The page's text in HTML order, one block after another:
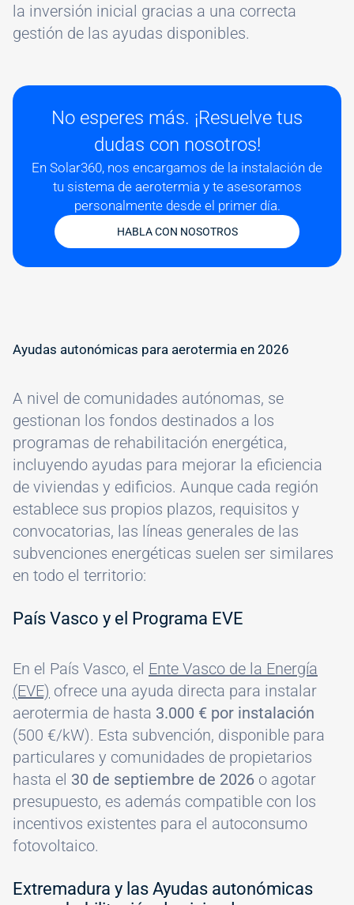
la inversión inicial gracias a una correcta
gestión de las ayudas disponibles.
No esperes más. ¡Resuelve tus
dudas con nosotros!
En Solar360, nos encargamos de la instalación de
tu sistema de aerotermia y te asesoramos
personalmente desde el primer día.
HABLA CON NOSOTROS
Ayudas autonómicas para aerotermia en 2026
A nivel de comunidades autónomas, se
gestionan los fondos destinados a los
programas de rehabilitación energética,
incluyendo ayudas para mejorar la eficiencia
de viviendas y edificios. Aunque cada región
establece sus propios plazos, requisitos y
convocatorias, las líneas generales de las
subvenciones energéticas suelen ser similares
en todo el territorio:
País Vasco y el Programa EVE
En el País Vasco, el Ente Vasco de la Energía
(EVE) ofrece una ayuda directa para instalar
aerotermia de hasta 3.000 € por instalación
(500 €/kW). Esta subvención, disponible para
particulares y comunidades de propietarios
hasta el 30 de septiembre de 2026 o agotar
presupuesto, es además compatible con los
incentivos existentes para el autoconsumo
fotovoltaico.
Extremadura y las Ayudas autonómicas